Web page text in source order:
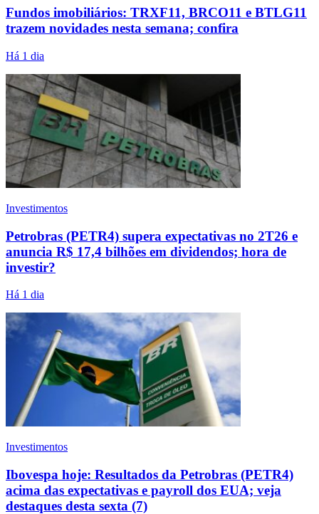
Fundos imobiliários: TRXF11, BRCO11 e BTLG11
trazem novidades nesta semana; confira
Há 1 dia
Investimentos
Petrobras (PETR4) supera expectativas no 2T26 e
anuncia R$ 17,4 bilhões em dividendos; hora de
investir?
Há 1 dia
Investimentos
Ibovespa hoje: Resultados da Petrobras (PETR4)
acima das expectativas e payroll dos EUA; veja
destaques desta sexta (7)